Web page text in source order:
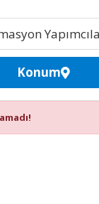
Konum